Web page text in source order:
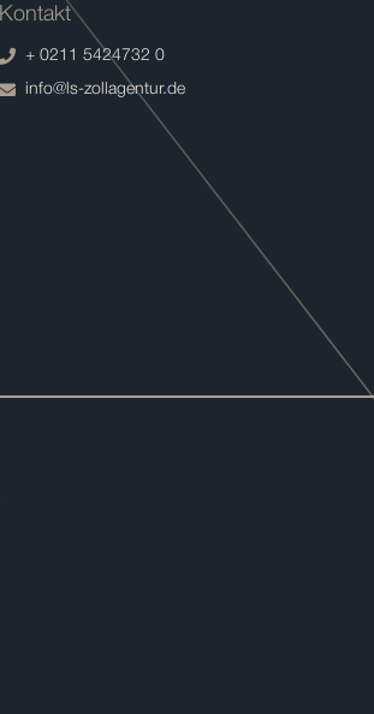
Kontakt
+ 0211 5424732 0
info@ls-zollagentur.de